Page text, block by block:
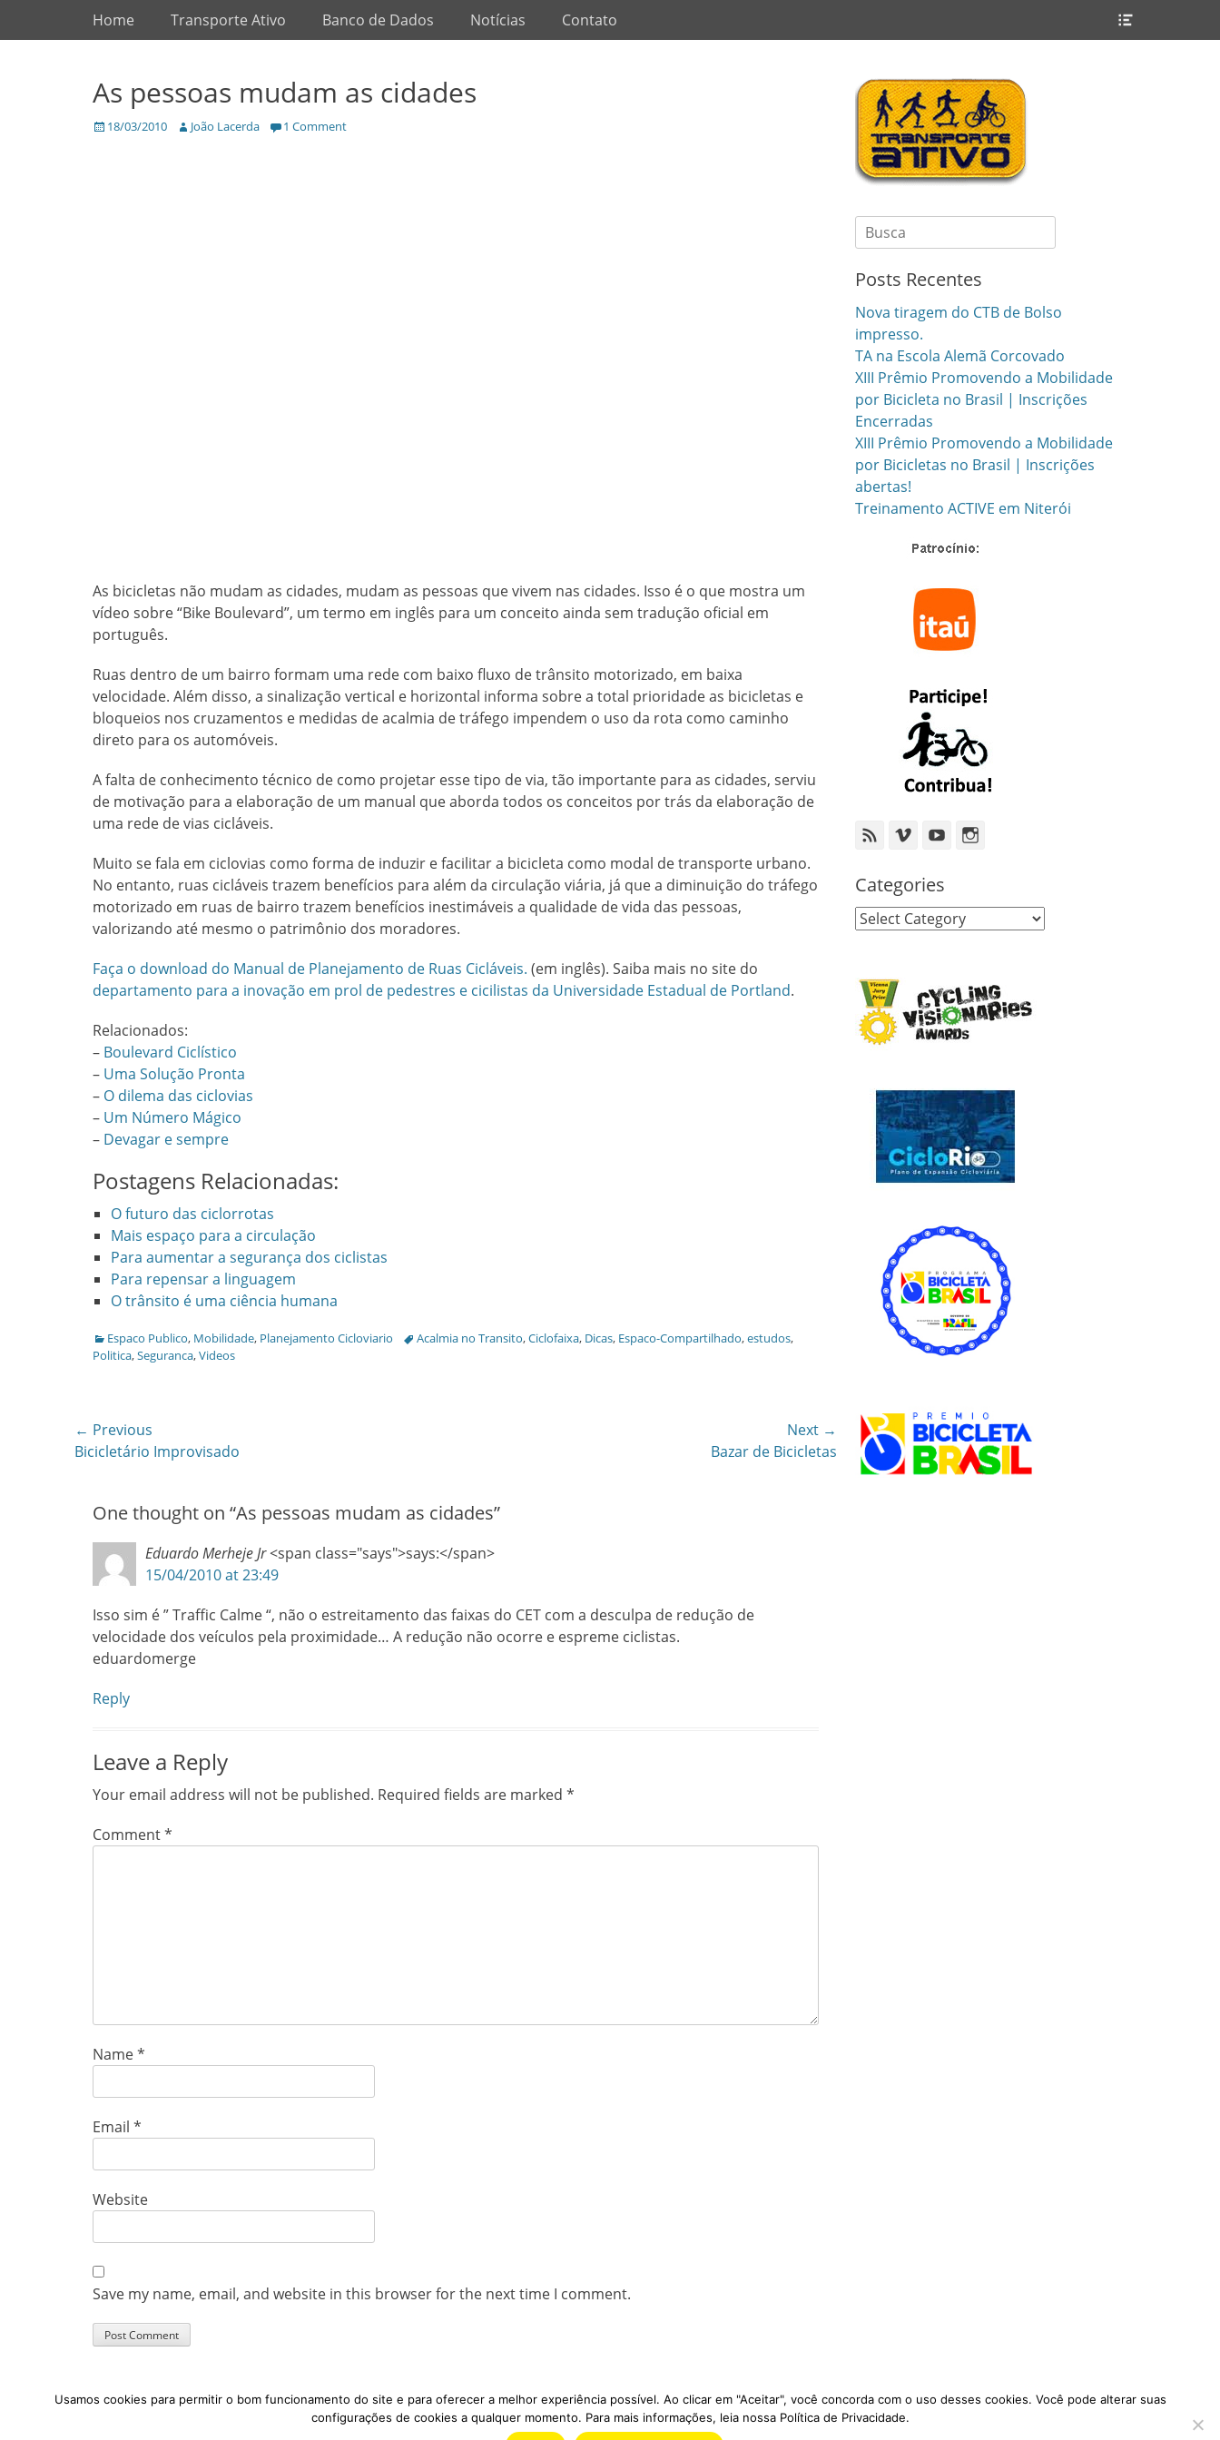
Primary Menu
SkipHome Transporte Ativo Banco de Dados Notícias Contato
As pessoas mudam as cidades
Posted
18/03/2010 Author
João Lacerda 1 Comment
As bicicletas não mudam as cidades, mudam as pessoas que vivem nas cidades. Isso é o que mostra um
vídeo sobre “Bike Boulevard”, um termo em inglês para um conceito ainda sem tradução oficial em
português.
Ruas dentro de um bairro formam uma rede com baixo fluxo de trânsito motorizado, em baixa
velocidade. Além disso, a sinalização vertical e horizontal informa sobre a total prioridade as bicicletas e
bloqueios nos cruzamentos e medidas de acalmia de tráfego impendem o uso da rota como caminho
direto para os automóveis.
A falta de conhecimento técnico de como projetar esse tipo de via, tão importante para as cidades, serviu
de motivação para a elaboração de um manual que aborda todos os conceitos por trás da elaboração de
uma rede de vias cicláveis.
Muito se fala em ciclovias como forma de induzir e facilitar a bicicleta como modal de transporte urbano.
No entanto, ruas cicláveis trazem benefícios para além da circulação viária, já que a diminuição do tráfego
motorizado em ruas de bairro trazem benefícios inestimáveis a qualidade de vida das pessoas,
valorizando até mesmo o patrimônio dos moradores.
Faça o download do Manual de Planejamento de Ruas Cicláveis. (em inglês). Saiba mais no site do
departamento para a inovação em prol de pedestres e cicilistas da Universidade Estadual de Portland.
Relacionados:
– Boulevard Ciclístico
– Uma Solução Pronta
– O dilema das ciclovias
– Um Número Mágico
– Devagar e sempre
Postagens Relacionadas:
O futuro das ciclorrotas
Mais espaço para a circulação
Para aumentar a segurança dos ciclistas
Para repensar a linguagem
O trânsito é uma ciência humana
Categories
Espaco Publico, Mobilidade, Planejamento Cicloviario TagsAcalmia no Transito,Ciclofaixa, Dicas, Espaco-Compartilhado,estudos,
Politica,Seguranca,Videos
Post
navigation
← Previous
Previous
Bicicletário Improvisado
Next →
Bazar de Bicicletas
One thought on “As pessoas mudam as cidades”
Eduardo Merheje Jr<span class="says">says:</span>
15/04/2010 at 23:49
Isso sim é ” Traffic Calme “, não o estreitamento das faixas do CET com a desculpa de redução de
velocidade dos veículos pela proximidade… A redução não ocorre e espreme ciclistas.
eduardomerge
Reply
Leave a Reply
Your email address will not be published. Required fields are marked *
Comment*
Name*
Email *
Website
Save my name, email, and website in this browser for the next time I comment.
Search
for:
Posts Recentes
Nova tiragem do CTB de Bolso
impresso.
TA na Escola Alemã Corcovado
XIII Prêmio Promovendo a Mobilidade
por Bicicleta no Brasil | Inscrições
Encerradas
XIII Prêmio Promovendo a Mobilidade
por Bicicletas no Brasil | Inscrições
abertas!
Treinamento ACTIVE em Niterói
Feed VimeoYouTube
Categories
Categories
Usamos cookies para permitir o bom funcionamento do site e para oferecer a melhor experiência possível. Ao clicar em "Aceitar", você concorda com o uso desses cookies. Você pode alterar suas
configurações de cookies a qualquer momento. Para mais informações, leia nossa Política de Privacidade.